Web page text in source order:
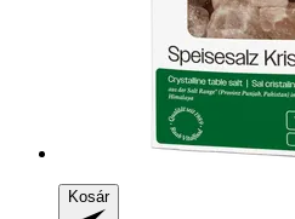
Kosár